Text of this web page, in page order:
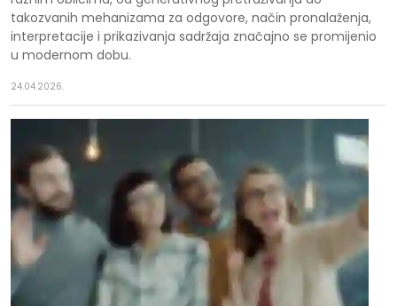
takozvanih mehanizama za odgovore, način pronalaženja,
interpretacije i prikazivanja sadržaja značajno se promijenio
u modernom dobu.
24.04.2026.